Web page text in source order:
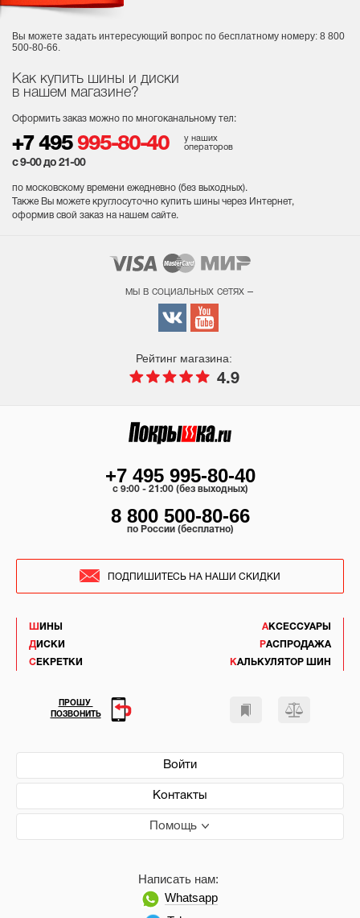
Как купить шины и диски
в нашем магазине?
Оформить заказ можно по многоканальному тел:
+7 495 995-80-40
у наших
операторов
с 9-00 до 21-00
по московскому времени ежедневно (без выходных).
Также Вы можете круглосуточно купить шины через Интернет,
оформив свой заказ на нашем сайте.
Вы можете задать интересующий вопрос по бесплатному номеру: 8 800
500-80-66.
мы в социальных сетях –
Рейтинг магазина:
4.9
ШИНЫ
ДИСКИ
СЕКРЕТКИ
АКСЕССУАРЫ
РАСПРОДАЖА
КАЛЬКУЛЯТОР ШИН
Войти
Контакты
Помощь
Написать нам:
Whatsapp
+7 495 995-80-40
c 9:00 - 21:00 (без выходных)
8 800 500-80-66
по России (бесплатно)
ПОДПИШИТЕСЬ НА НАШИ СКИДКИ
ПРОШУ
ПОЗВОНИТЬ